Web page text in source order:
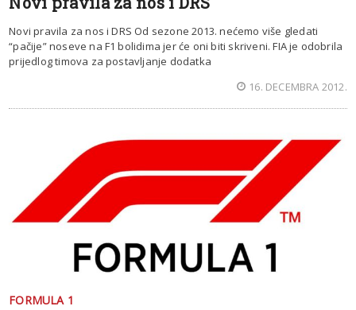
Novi pravila za nos i DRS Od sezone 2013. nećemo više gledati
“pačije” noseve na F1 bolidima jer će oni biti skriveni. FIA je odobrila
prijedlog timova za postavljanje dodatka
16. DECEMBRA 2012.
FORMULA 1